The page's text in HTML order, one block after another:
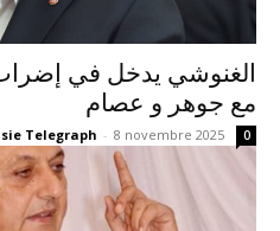
الغنوشي يدخل في
مع جوهر و عصام
Telegraph - 8 novembre 2025 0